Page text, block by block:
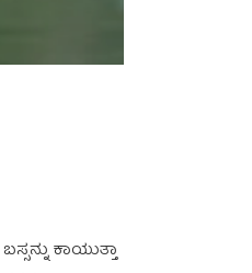
ಕಾಯುತ್ತಾ